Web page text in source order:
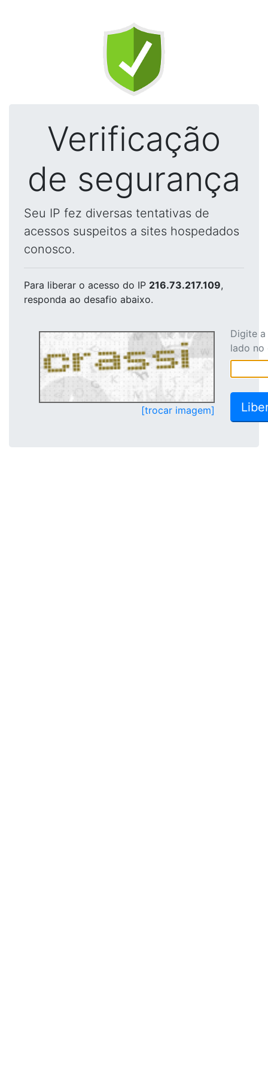
Verificação
de segurança
Seu IP fez diversas tentativas de
acessos suspeitos a sites hospedados
conosco.
Para liberar o acesso do IP 216.73.217.109,
responda ao desafio abaixo.
[trocar imagem]
Digite
lado no